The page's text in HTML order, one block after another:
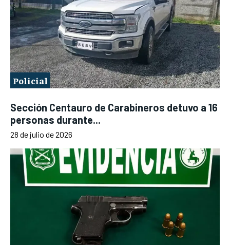
Policial
Sección Centauro de Carabineros detuvo a 16
personas durante...
28 de julio de 2026